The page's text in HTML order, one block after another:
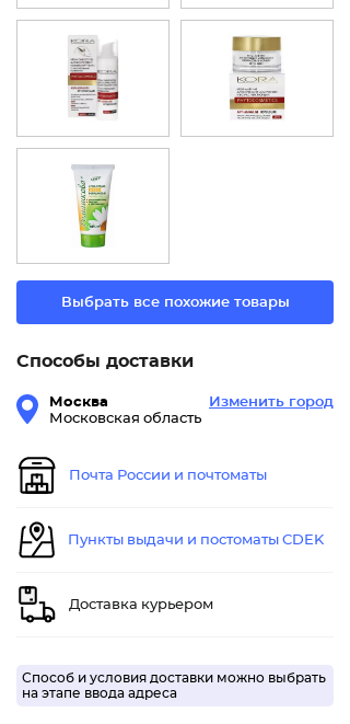
Выбрать все похожие товары
Способы доставки
Москва
Московская область
Изменить город
Почта России и почтоматы
Пункты выдачи и постоматы CDEK
Доставка курьером
Способ и условия доставки можно выбрать
на этапе ввода адреса